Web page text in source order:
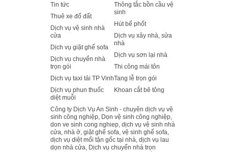
Tin tức
Thuê xe đổ đất
Dịch vụ vệ sinh nhà
cửa
Dịch vụ giặt ghế sofa
Dịch vụ chuyển nhà
trọn gói
Dịch vụ taxi tải TP Vinh
Dịch vụ phun thuốc
diệt muỗi
Thông tắc bồn cầu vệ
sinh
Hút bể phốt
Dịch vụ xây nhà, sửa
nhà
Dịch vụ sơn lại nhà
Thi công mái tôn
Tang lễ trọn gói
Khoan cắt bê tông
Công ty Dịch Vụ An Sinh - chuyên dịch vụ vệ
sinh công nghiệp, Dọn vệ sinh công nghiệp,
don ve sinh cong nghiep, dịch vụ vệ sinh nhà
cửa, nhà ở, giặt ghế sofa, vệ sinh ghế sofa,
dịch vụ diệt mối tận gốc tại nhà, dịch vụ lau
dọn nhà cửa, Dịch vụ chuyển nhà trọn